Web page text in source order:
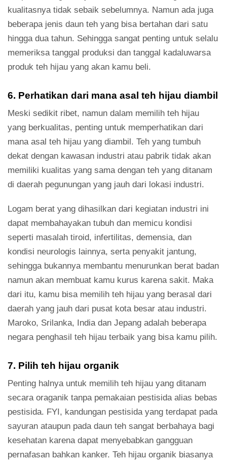
kualitasnya tidak sebaik sebelumnya. Namun ada juga
beberapa jenis daun teh yang bisa bertahan dari satu
hingga dua tahun. Sehingga sangat penting untuk selalu
memeriksa tanggal produksi dan tanggal kadaluwarsa
produk teh hijau yang akan kamu beli.
6. Perhatikan dari mana asal teh hijau diambil
Meski sedikit ribet, namun dalam memilih teh hijau
yang berkualitas, penting untuk memperhatikan dari
mana asal teh hijau yang diambil. Teh yang tumbuh
dekat dengan kawasan industri atau pabrik tidak akan
memiliki kualitas yang sama dengan teh yang ditanam
di daerah pegunungan yang jauh dari lokasi industri.
Logam berat yang dihasilkan dari kegiatan industri ini
dapat membahayakan tubuh dan memicu kondisi
seperti masalah tiroid, infertilitas, demensia, dan
kondisi neurologis lainnya, serta penyakit jantung,
sehingga bukannya membantu menurunkan berat badan
namun akan membuat kamu kurus karena sakit. Maka
dari itu, kamu bisa memilih teh hijau yang berasal dari
daerah yang jauh dari pusat kota besar atau industri.
Maroko, Srilanka, India dan Jepang adalah beberapa
negara penghasil teh hijau terbaik yang bisa kamu pilih.
7. Pilih teh hijau organik
Penting halnya untuk memilih teh hijau yang ditanam
secara oraganik tanpa pemakaian pestisida alias bebas
pestisida. FYI, kandungan pestisida yang terdapat pada
sayuran ataupun pada daun teh sangat berbahaya bagi
kesehatan karena dapat menyebabkan gangguan
pernafasan bahkan kanker. Teh hijau organik biasanya